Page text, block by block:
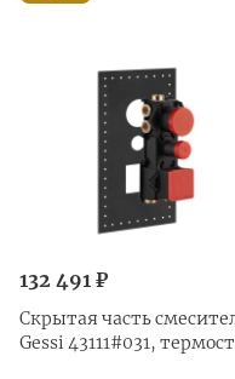
132 491 ₽
Скрытая часть
Gessi 43111#031,